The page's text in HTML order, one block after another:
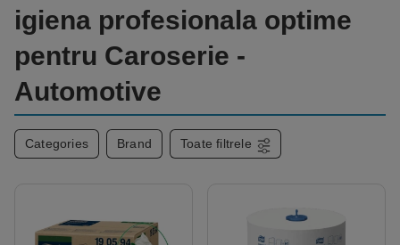
igiena profesionala optime
pentru Caroserie -
Automotive
Categories Brand Toate filtrele